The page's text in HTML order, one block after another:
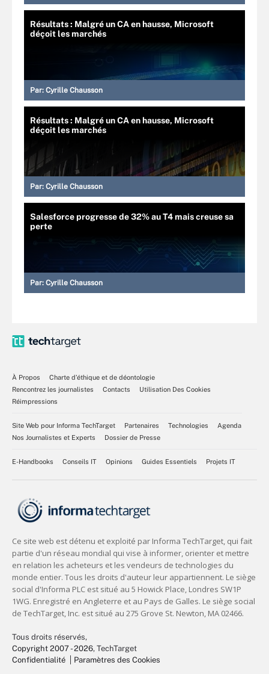
Résultats : Malgré un CA en hausse, Microsoft
déçoit les marchés
Par: Cyrille Chausson
Résultats : Malgré un CA en hausse, Microsoft
déçoit les marchés
Par: Cyrille Chausson
Salesforce progresse de 32% au T4 mais creuse sa
perte
Par: Cyrille Chausson
À Propos
Charte d’éthique et de déontologie
Rencontrez les journalistes
Contacts
Utilisation Des Cookies
Réimpressions
Site Web pour Informa TechTarget Partenaires Technologies
Agenda
Nos Journalistes et Experts
Dossier de Presse
E-Handbooks Conseils IT Opinions Guides Essentiels Projets IT
Tous droits réservés,
Copyright 2007 - 2026, TechTarget
Confidentialité
Paramètres des Cookies